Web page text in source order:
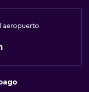
aeropuerto